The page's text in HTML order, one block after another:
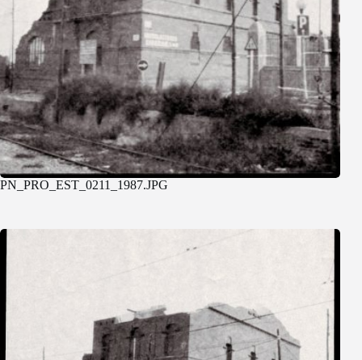
PN_PRO_EST_0211_1987.JPG